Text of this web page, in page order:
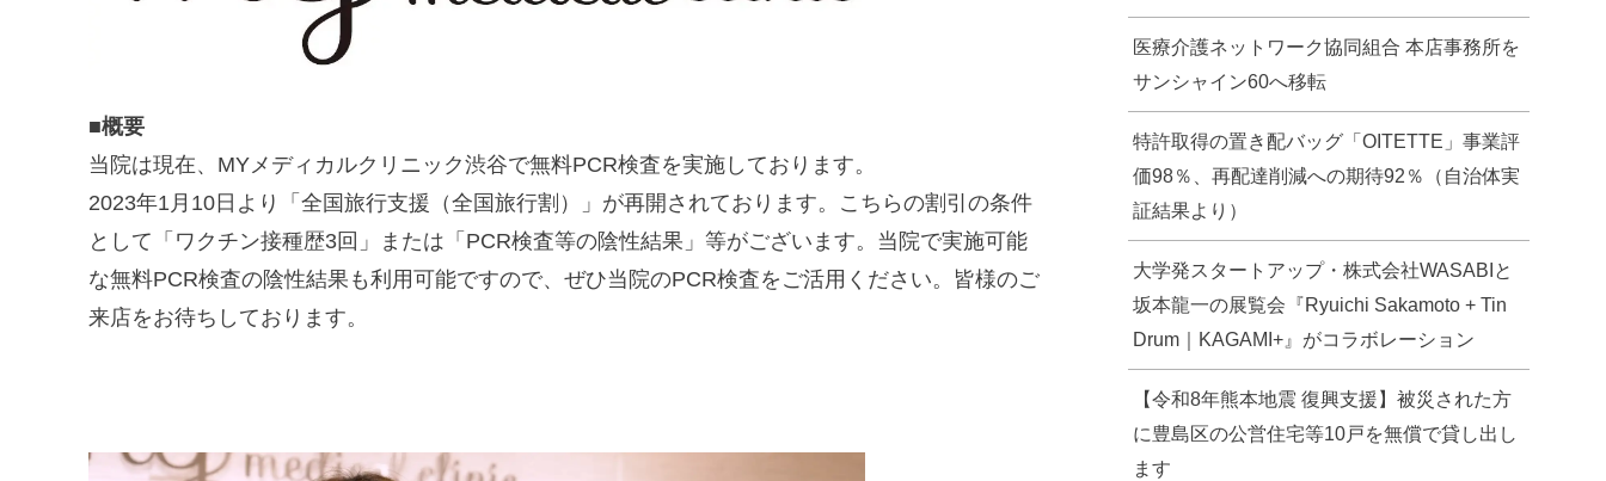
■概要
当院は現在、MYメディカルクリニック渋谷で無料PCR検査を実施しております。
2023年1月10日より「全国旅行支援（全国旅行割）」が再開されております。こちらの割引の条件
として「ワクチン接種歴3回」または「PCR検査等の陰性結果」等がございます。当院で実施可能
な無料PCR検査の陰性結果も利用可能ですので、ぜひ当院のPCR検査をご活用ください。皆様のご
来店をお待ちしております。
医療介護ネットワーク協同組合 本店事務所を
サンシャイン60へ移転
特許取得の置き配バッグ「OITETTE」事業評
価98％、再配達削減への期待92％（自治体実
証結果より）
大学発スタートアップ・株式会社WASABIと
坂本龍一の展覧会『Ryuichi Sakamoto + Tin
Drum｜KAGAMI+』がコラボレーション
【令和8年熊本地震 復興支援】被災された方
に豊島区の公営住宅等10戸を無償で貸し出し
ます